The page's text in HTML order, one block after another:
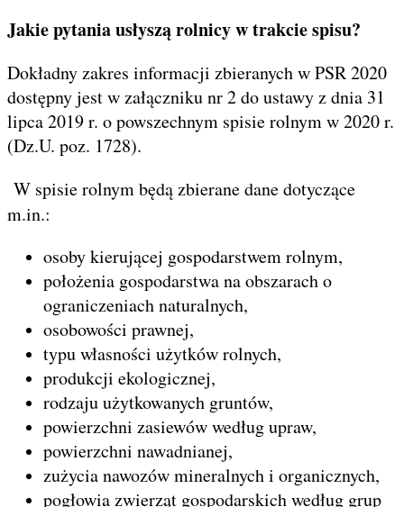
Jakie pytania usłyszą rolnicy w trakcie spisu?
Dokładny zakres informacji zbieranych w PSR 2020
dostępny jest w załączniku nr 2 do ustawy z dnia 31
lipca 2019 r. o powszechnym spisie rolnym w 2020 r.
(Dz.U. poz. 1728).
W spisie rolnym będą zbierane dane dotyczące
m.in.:
osoby kierującej gospodarstwem rolnym,
położenia gospodarstwa na obszarach o
ograniczeniach naturalnych,
osobowości prawnej,
typu własności użytków rolnych,
produkcji ekologicznej,
rodzaju użytkowanych gruntów,
powierzchni zasiewów według upraw,
powierzchni nawadnianej,
zużycia nawozów mineralnych i organicznych,
pogłowia zwierząt gospodarskich według grup